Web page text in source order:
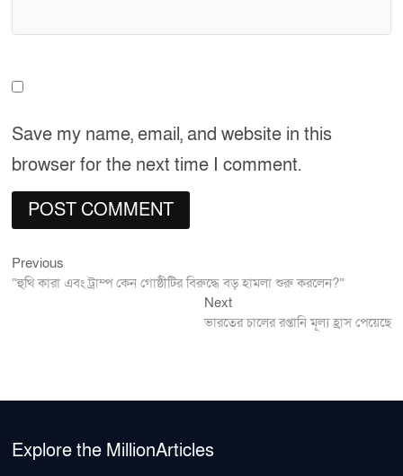
Save my name, email, and website in this
browser for the next time I comment.
Post
Previous
post:
“হুথি কারা এবং ট্রাম্প কেন গোষ্ঠীটির বিরুদ্ধে বড় হামলা শুরু করলেন?”
NextNext
post:
ভারতের চালের রপ্তানি মূল্য হ্রাস পেয়েছে
Explore the MillionArticles